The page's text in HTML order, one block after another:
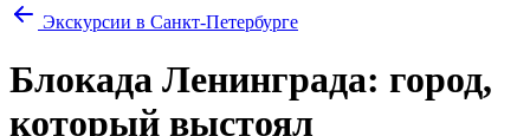
Экскурсии в Санкт-Петербурге
Блокада Ленинграда: город,
который выстоял